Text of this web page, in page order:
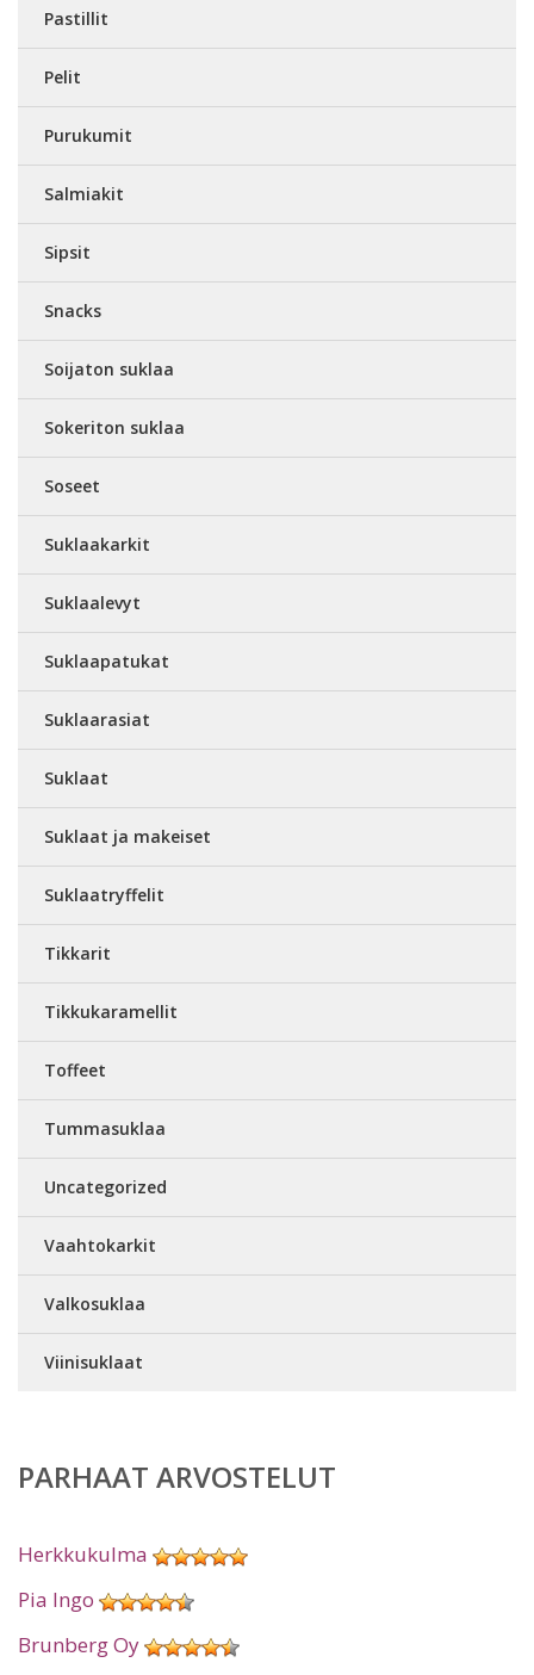
Pastillit
Pelit
Purukumit
Salmiakit
Sipsit
Snacks
Soijaton suklaa
Sokeriton suklaa
Soseet
Suklaakarkit
Suklaalevyt
Suklaapatukat
Suklaarasiat
Suklaat
Suklaat ja makeiset
Suklaatryffelit
Tikkarit
Tikkukaramellit
Toffeet
Tummasuklaa
Uncategorized
Vaahtokarkit
Valkosuklaa
Viinisuklaat
PARHAAT ARVOSTELUT
Herkkukulma
Pia Ingo
Brunberg Oy